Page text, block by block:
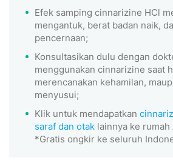
Efek samping cinnarizine HCl
mengantuk, berat badan naik,
pencernaan;
Konsultasikan dulu dengan
menggunakan cinnarizine saat
merencanakan kehamilan,
menyusui;
Klik untuk mendapatkan
saraf dan otak lainnya ke rumah
*Gratis ongkir ke seluruh